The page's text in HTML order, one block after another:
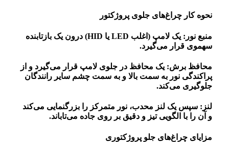
نحوه کار چراغ‌های جلوی پروژکتور
منبع نور: یک لامپ (اغلب LED یا HID) درون یک بازتابنده
سهموی قرار می‌گیرد.
محافظ برش: یک محافظ در جلوی لامپ قرار می‌گیرد و از
پراکندگی نور به سمت بالا و به سمت چشم سایر رانندگان
جلوگیری می‌کند.
لنز: سپس یک لنز محدب، نور متمرکز را بزرگنمایی می‌کند
و آن را با الگویی تیز و دقیق بر روی جاده می‌تاباند.
مزایای چراغ‌های جلو پروژکتوری